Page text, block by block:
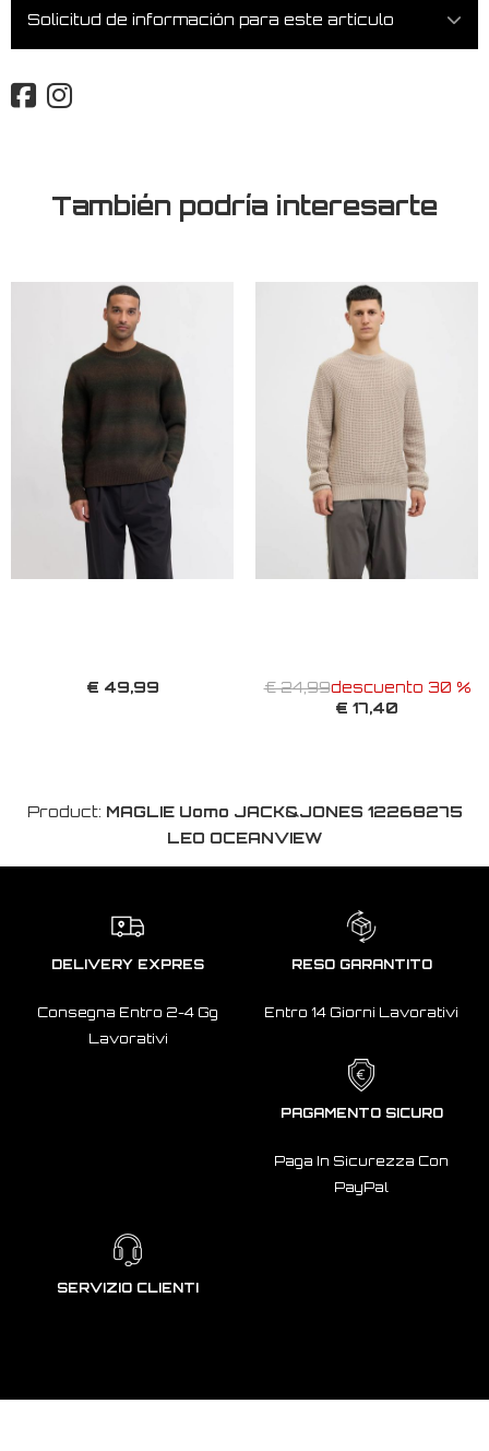
Solicitud de información para este artículo
También podría interesarte
€ 49,99 € 24,99descuento 30 %
€ 17,40
Product: MAGLIE Uomo JACK&JONES 12268275
LEO OCEANVIEW
DELIVERY EXPRES
Consegna Entro 2-4 Gg
Lavorativi
RESO GARANTITO
Entro 14 Giorni Lavorativi
PAGAMENTO SICURO
Paga In Sicurezza Con
PayPal
SERVIZIO CLIENTI